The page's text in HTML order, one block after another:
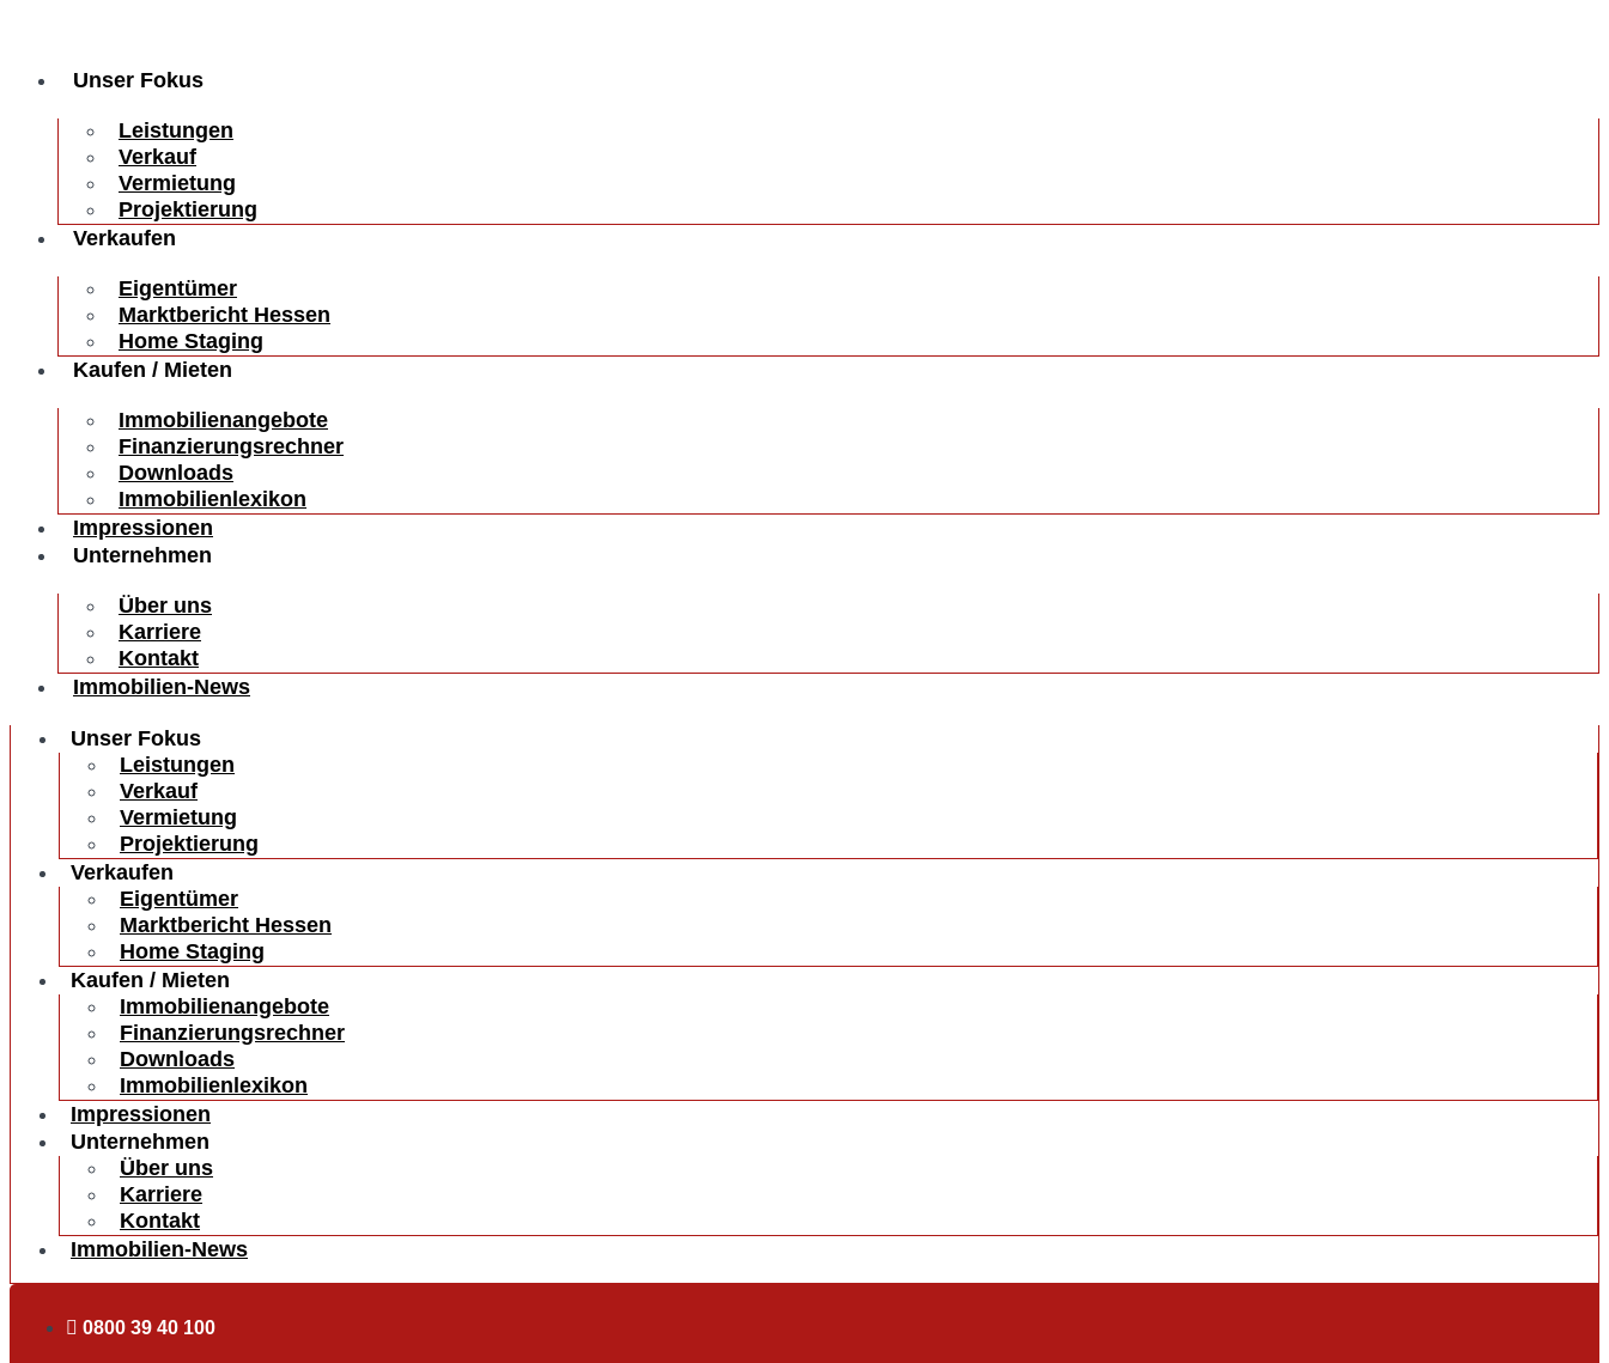
Unser Fokus
Leistungen
Verkauf
Vermietung
Projektierung
Verkaufen
Eigentümer
Marktbericht Hessen
Home Staging
Kaufen / Mieten
Immobilienangebote
Finanzierungsrechner
Downloads
Immobilienlexikon
Impressionen
Unternehmen
Über uns
Karriere
Kontakt
Immobilien-News
Unser Fokus
Leistungen
Verkauf
Vermietung
Projektierung
Verkaufen
Eigentümer
Marktbericht Hessen
Home Staging
Kaufen / Mieten
Immobilienangebote
Finanzierungsrechner
Downloads
Immobilienlexikon
Impressionen
Unternehmen
Über uns
Karriere
Kontakt
Immobilien-News
0800 39 40 100